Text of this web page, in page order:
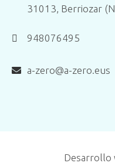
31013, Berriozar
948076495
a-zero@a-zero.eus
Desarrollo